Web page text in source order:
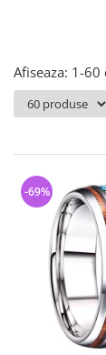
Solutii si
bijuterii argint
Afiseaza: 1-60
-69%